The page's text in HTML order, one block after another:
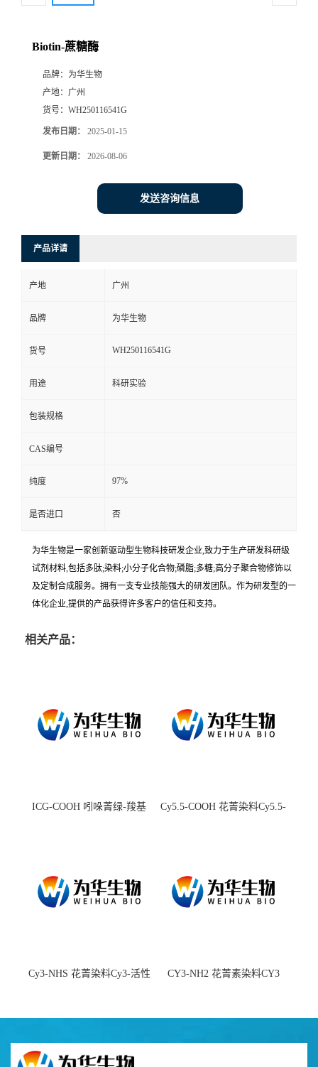
Biotin-蔗糖酶
品牌： 为华生物
产地： 广州
货号： WH250116541G
发布日期： 2025-01-15
更新日期： 2026-08-06
发送咨询信息
产品详请
产地 广州
品牌 为华生物
货号 WH250116541G
用途 科研实验
包装规格
CAS编号
纯度 97%
是否进口 否
为华生物是一家创新驱动型生物科技研发企业,致力于生产研发科研级
试剂材料,包括多肽;染料;小分子化合物;磷脂;多糖;高分子聚合物修饰以
及定制合成服务。拥有一支专业技能强大的研发团队。作为研发型的一
体化企业,提供的产品获得许多客户的信任和支持。
相关产品：
ICG-COOH 吲哚菁绿-羧基
Cy5.5-COOH 花菁染料Cy5.5-
Cy3-NHS 花菁染料Cy3-活性
CY3-NH2 花菁素染料CY3